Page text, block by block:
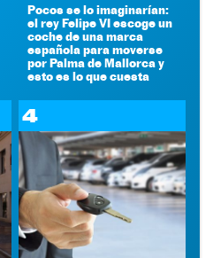
Pocos se lo imaginarían:
el rey Felipe VI escoge un
coche de una marca
española para moverse
por Palma de Mallorca y
esto es lo que cuesta
4